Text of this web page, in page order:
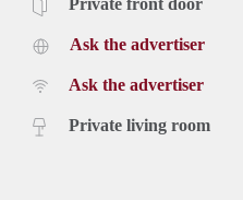
Ask the advertiser
Ask the advertiser
Private living room